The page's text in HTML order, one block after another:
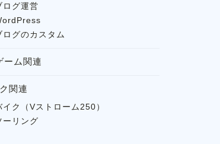
ログ運営
ログのカスタム
ム関連
関連
イク（Vストローム250）
ーリング